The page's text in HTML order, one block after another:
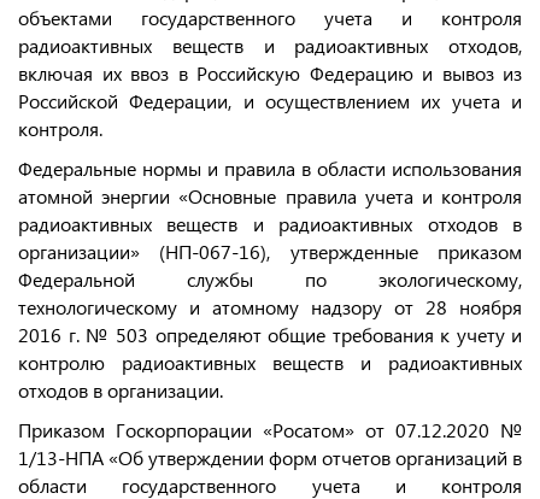
объектами государственного учета и контроля
радиоактивных веществ и радиоактивных отходов,
включая их ввоз в Российскую Федерацию и вывоз из
Российской Федерации, и осуществлением их учета и
контроля.
Федеральные нормы и правила в области использования
атомной энергии «Основные правила учета и контроля
радиоактивных веществ и радиоактивных отходов в
организации» (НП-067-16), утвержденные приказом
Федеральной службы по экологическому,
технологическому и атомному надзору от 28 ноября
2016 г. № 503 определяют общие требования к учету и
контролю радиоактивных веществ и радиоактивных
отходов в организации.
Приказом Госкорпорации «Росатом» от 07.12.2020 №
1/13-НПА «Об утверждении форм отчетов организаций в
области государственного учета и контроля